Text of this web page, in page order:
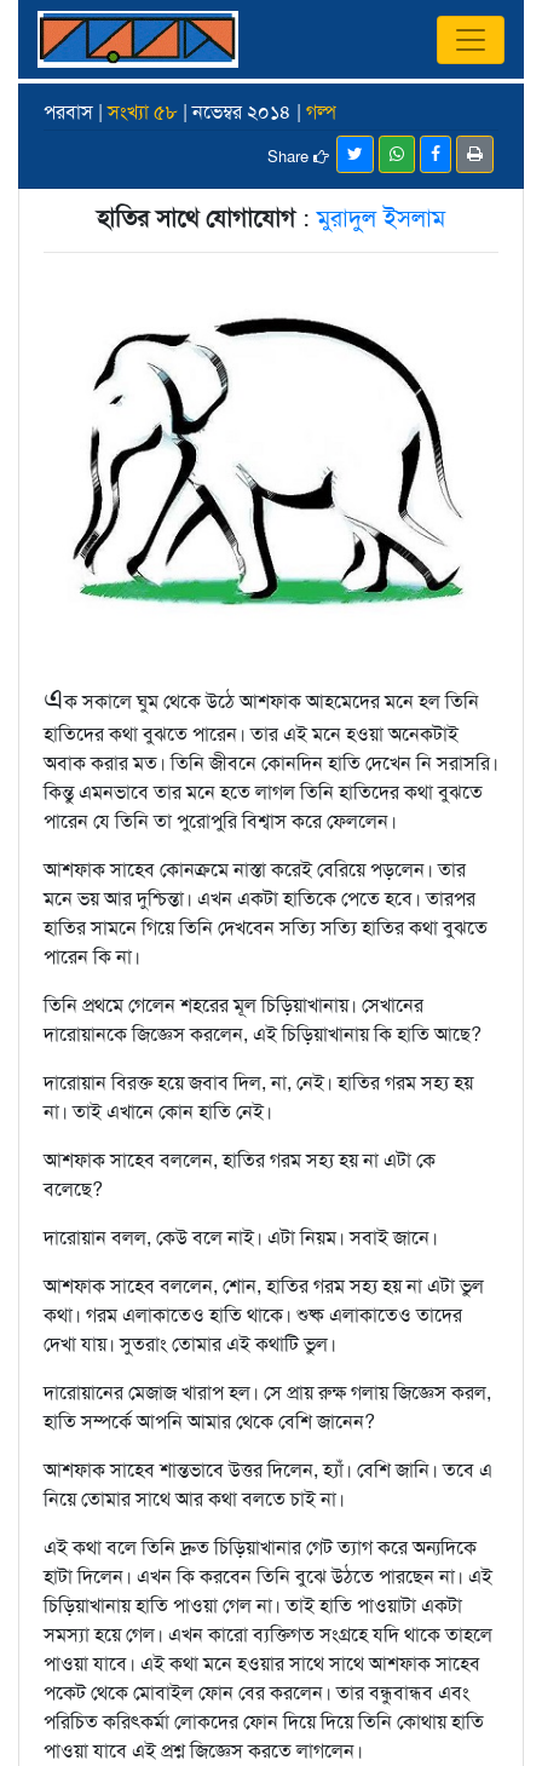
পরবাস |সংখ্যা ৫৮ | নভেম্বর ২০১৪ | গল্প
Share
হাতির সাথে যোগাযোগ:মুরাদুল ইসলাম
এক সকালে ঘুম থেকে উঠে আশফাক আহমেদের মনে হল তিনি
হাতিদের কথা বুঝতে পারেন। তার এই মনে হওয়া অনেকটাই
অবাক করার মত। তিনি জীবনে কোনদিন হাতি দেখেন নি সরাসরি।
কিন্তু এমনভাবে তার মনে হতে লাগল তিনি হাতিদের কথা বুঝতে
পারেন যে তিনি তা পুরোপুরি বিশ্বাস করে ফেললেন।
আশফাক সাহেব কোনক্রমে নাস্তা করেই বেরিয়ে পড়লেন। তার
মনে ভয় আর দুশ্চিন্তা। এখন একটা হাতিকে পেতে হবে। তারপর
হাতির সামনে গিয়ে তিনি দেখবেন সত্যি সত্যি হাতির কথা বুঝতে
পারেন কি না।
তিনি প্রথমে গেলেন শহরের মূল চিড়িয়াখানায়। সেখানের
দারোয়ানকে জিজ্ঞেস করলেন, এই চিড়িয়াখানায় কি হাতি আছে?
দারোয়ান বিরক্ত হয়ে জবাব দিল, না, নেই। হাতির গরম সহ্য হয়
না। তাই এখানে কোন হাতি নেই।
আশফাক সাহেব বললেন, হাতির গরম সহ্য হয় না এটা কে
বলেছে?
দারোয়ান বলল, কেউ বলে নাই। এটা নিয়ম। সবাই জানে।
আশফাক সাহেব বললেন, শোন, হাতির গরম সহ্য হয় না এটা ভুল
কথা। গরম এলাকাতেও হাতি থাকে। শুষ্ক এলাকাতেও তাদের
দেখা যায়। সুতরাং তোমার এই কথাটি ভুল।
দারোয়ানের মেজাজ খারাপ হল। সে প্রায় রুক্ষ গলায় জিজ্ঞেস করল,
হাতি সম্পর্কে আপনি আমার থেকে বেশি জানেন?
আশফাক সাহেব শান্তভাবে উত্তর দিলেন, হ্যাঁ। বেশি জানি। তবে এ
নিয়ে তোমার সাথে আর কথা বলতে চাই না।
এই কথা বলে তিনি দ্রুত চিড়িয়াখানার গেট ত্যাগ করে অন্যদিকে
হাটা দিলেন। এখন কি করবেন তিনি বুঝে উঠতে পারছেন না। এই
চিড়িয়াখানায় হাতি পাওয়া গেল না। তাই হাতি পাওয়াটা একটা
সমস্যা হয়ে গেল। এখন কারো ব্যক্তিগত সংগ্রহে যদি থাকে তাহলে
পাওয়া যাবে। এই কথা মনে হওয়ার সাথে সাথে আশফাক সাহেব
পকেট থেকে মোবাইল ফোন বের করলেন। তার বন্ধুবান্ধব এবং
পরিচিত করিৎকর্মা লোকদের ফোন দিয়ে দিয়ে তিনি কোথায় হাতি
পাওয়া যাবে এই প্রশ্ন জিজ্ঞেস করতে লাগলেন।